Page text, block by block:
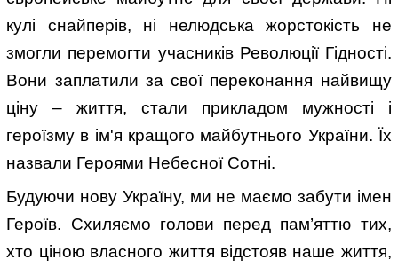
кулі снайперів, ні нелюдська жорстокість не
змогли перемогти учасників Революції Гідності.
Вони заплатили за свої переконання найвищу
ціну – життя, стали прикладом мужності і
героїзму в ім'я кращого майбутнього України. Їх
назвали Героями Небесної Сотні.
Будуючи нову Україну, ми не маємо забути імен
Героїв. Схиляємо голови перед пам’яттю тих,
хто ціною власного життя відстояв наше життя,